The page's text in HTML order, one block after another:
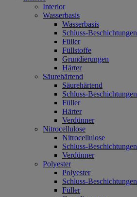
Interior
Wasserbasis
Wasserbasis
Schluss-Beschichtungen
Füller
Füllstoffe
Grundierungen
Härter
Säurehärtend
Säurehärtend
Schluss-Beschichtungen
Füller
Härter
Verdünner
Nitrocellulose
Nitrocellulose
Schluss-Beschichtungen
Verdünner
Polyester
Polyester
Schluss-Beschichtungen
Füller